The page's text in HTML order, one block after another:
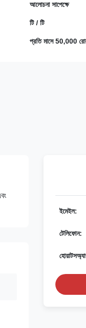
আলোচনা সাপেক্ষে
টি / টি
প্রতি মাসে 50,000
ইমেইল:
টেলিফোন: